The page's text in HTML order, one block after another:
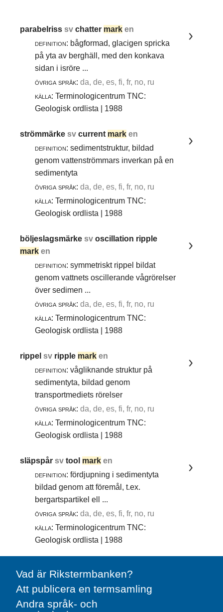
parabelrisssvchatter mark en
definition: bågformad, glacigen spricka
på yta av berghäll, med den konkava
sidan i isröre ...
övriga språk: da, de, es, fi, fr, no, ru
källa: Terminologicentrum TNC:
Geologisk ordlista | 1988
strömmärkesvcurrent mark en
definition: sedimentstruktur, bildad
genom vattenströmmars inverkan på en
sedimentyta
övriga språk: da, de, es, fi, fr, no, ru
källa: Terminologicentrum TNC:
Geologisk ordlista | 1988
böljeslagsmärkesvoscillation ripple
mark en
definition: symmetriskt rippel bildat
genom vattnets oscillerande vågrörelser
över sedimen ...
övriga språk: da, de, es, fi, fr, no, ru
källa: Terminologicentrum TNC:
Geologisk ordlista | 1988
rippelsv ripple mark en
definition: vågliknande struktur på
sedimentyta, bildad genom
transportmediets rörelser
övriga språk: da, de, es, fi, fr, no, ru
källa: Terminologicentrum TNC:
Geologisk ordlista | 1988
släpspårsvtool mark en
definition: fördjupning i sedimentyta
bildad genom att föremål, t.ex.
bergartspartikel ell ...
övriga språk: da, de, es, fi, fr, no, ru
källa: Terminologicentrum TNC:
Geologisk ordlista | 1988
Vad är Rikstermbanken?
Att publicera en termsamling
Andra språk- och